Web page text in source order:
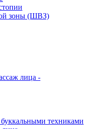
зоны (ШВЗ)
лица -
техниками